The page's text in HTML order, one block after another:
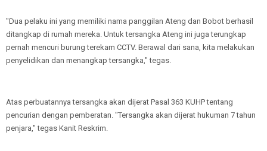
"Dua pelaku ini yang memiliki nama panggilan Ateng dan Bobot berhasil
ditangkap di rumah mereka. Untuk tersangka Ateng ini juga terungkap
pernah mencuri burung terekam CCTV. Berawal dari sana, kita melakukan
penyelidikan dan menangkap tersangka," tegas.
Atas perbuatannya tersangka akan dijerat Pasal 363 KUHP tentang
pencurian dengan pemberatan. "Tersangka akan dijerat hukuman 7 tahun
penjara," tegas Kanit Reskrim.